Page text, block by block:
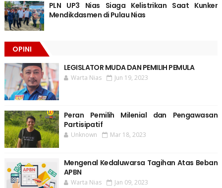
PLN UP3 Nias Siaga Kelistrikan Saat Kunker
Mendikdasmen di Pulau Nias
OPINI
LEGISLATOR MUDA DAN PEMILIH PEMULA
Warta Nias Jun 19, 2023
Peran Pemilih Milenial dan Pengawasan
Partisipatif
Unknown Mar 18, 2023
Mengenal Kedaluwarsa Tagihan Atas Beban
APBN
Warta Nias Jan 09, 2023